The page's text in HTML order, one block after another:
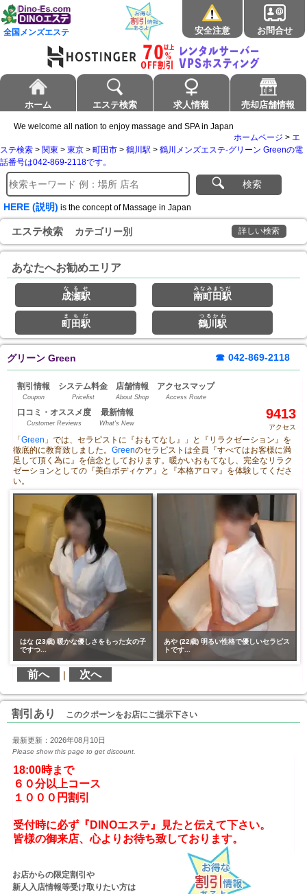
全国メンズエステ 安全注意 お問合せ
ホーム エステ検索 求人情報 売却店舗情報
We welcome all nation to enjoy massage and SPA in Japan
ホームページ > エ
ステ検索 > 関東 > 東京 > 町田市 > 鶴川駅 > 鶴川メンズエステ-グリーン Greenの電
話番号は042-869-2118です。
検索
HERE (説明) is the concept of Massage in Japan
エステ検索 カテゴリー別 詳しい検索
あなたへお勧めエリア
成瀬駅
なるせ
南町田駅
みなみまちだ
町田駅
まちだ
鶴川駅
つるかわ
グリーン Green ☎ 042-869-2118
割引情報
Coupon
システム料金
Pricelist
店舗情報
About Shop
アクセスマップ
Access Route
口コミ・オススメ度
Customer Reviews
最新情報
What's New
9413
アクセス
「 Green 」では、セラピストに『おもてなし』」と『リラクゼーション』を
徹底的に教育致しました。 Greenのセラピストは全員『すべてはお客様に満
足して頂く為に』を信念としております。暖かいおもてなし、完全なリラク
ゼーションとしての『美白ボディケア』と『本格アロマ』を体験してくださ
い。
はな (23歳) 暖かな優しさをもった女の子
ですつ...
あや (22歳) 明るい性格で優しいセラピス
トです...
前へ | 次へ
割引あり このクポーンをお店にご提示下さい
最新更新：2026年08月10日
Please show this page to get discount.
18:00時まで
６０分以上コース
１０００円割引
受付時に必ず『DINOエステ』見たと伝えて下さい。
お店からの限定割引や
新人入店情報等受け取りたい方は